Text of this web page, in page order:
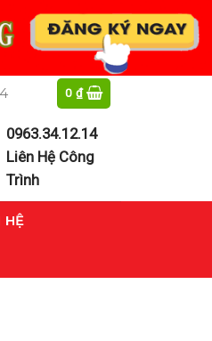
0₫
0963.34.12.14
Liên Hệ Công
Trình
HỆ